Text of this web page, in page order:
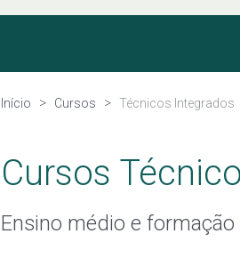
Início Cursos Técnicos Integrados
Cursos
Ensino médio e